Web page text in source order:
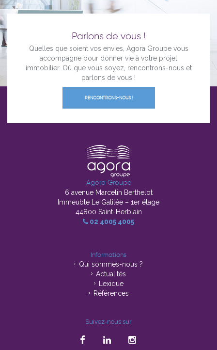
Parlons de vous !
Quelles que soient vos envies, Agora Groupe vous
accompagne pour donner vie à votre projet
immobilier. Où que vous soyez, rencontrons-nous et
parlons de vous !
RENCONTRONS-NOUS !
Agora Groupe
6 avenue Marcelin Berthelot
Immeuble Le Galilée – 1er étage
44800 Saint-Herblain
02 4005 4005
Informations
Qui sommes-nous ?
Actualités
Lexique
Références
Suivez-nous sur